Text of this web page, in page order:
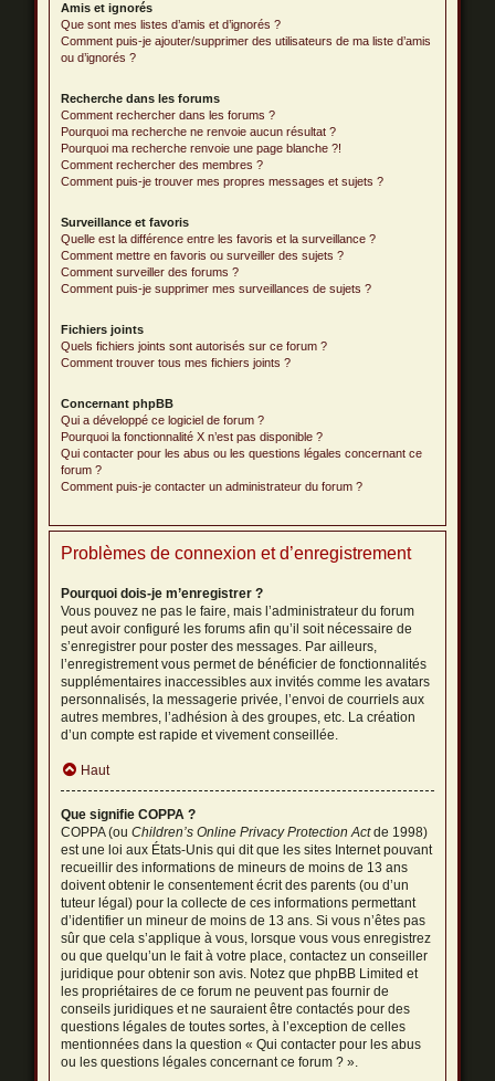
Amis et ignorés
Que sont mes listes d’amis et d’ignorés ?
Comment puis-je ajouter/supprimer des utilisateurs de ma liste d’amis
ou d’ignorés ?
Recherche dans les forums
Comment rechercher dans les forums ?
Pourquoi ma recherche ne renvoie aucun résultat ?
Pourquoi ma recherche renvoie une page blanche ?!
Comment rechercher des membres ?
Comment puis-je trouver mes propres messages et sujets ?
Surveillance et favoris
Quelle est la différence entre les favoris et la surveillance ?
Comment mettre en favoris ou surveiller des sujets ?
Comment surveiller des forums ?
Comment puis-je supprimer mes surveillances de sujets ?
Fichiers joints
Quels fichiers joints sont autorisés sur ce forum ?
Comment trouver tous mes fichiers joints ?
Concernant phpBB
Qui a développé ce logiciel de forum ?
Pourquoi la fonctionnalité X n’est pas disponible ?
Qui contacter pour les abus ou les questions légales concernant ce
forum ?
Comment puis-je contacter un administrateur du forum ?
Problèmes de connexion et d’enregistrement
Pourquoi dois-je m’enregistrer ?
Vous pouvez ne pas le faire, mais l’administrateur du forum
peut avoir configuré les forums afin qu’il soit nécessaire de
s’enregistrer pour poster des messages. Par ailleurs,
l’enregistrement vous permet de bénéficier de fonctionnalités
supplémentaires inaccessibles aux invités comme les avatars
personnalisés, la messagerie privée, l’envoi de courriels aux
autres membres, l’adhésion à des groupes, etc. La création
d’un compte est rapide et vivement conseillée.
Haut
Que signifie COPPA ?
COPPA (ouChildren’s Online Privacy Protection Actde 1998)
est une loi aux États-Unis qui dit que les sites Internet pouvant
recueillir des informations de mineurs de moins de 13 ans
doivent obtenir le consentement écrit des parents (ou d’un
tuteur légal) pour la collecte de ces informations permettant
d’identifier un mineur de moins de 13 ans. Si vous n’êtes pas
sûr que cela s’applique à vous, lorsque vous vous enregistrez
ou que quelqu’un le fait à votre place, contactez un conseiller
juridique pour obtenir son avis. Notez que phpBB Limited et
les propriétaires de ce forum ne peuvent pas fournir de
conseils juridiques et ne sauraient être contactés pour des
questions légales de toutes sortes, à l’exception de celles
mentionnées dans la question « Qui contacter pour les abus
ou les questions légales concernant ce forum ? ».